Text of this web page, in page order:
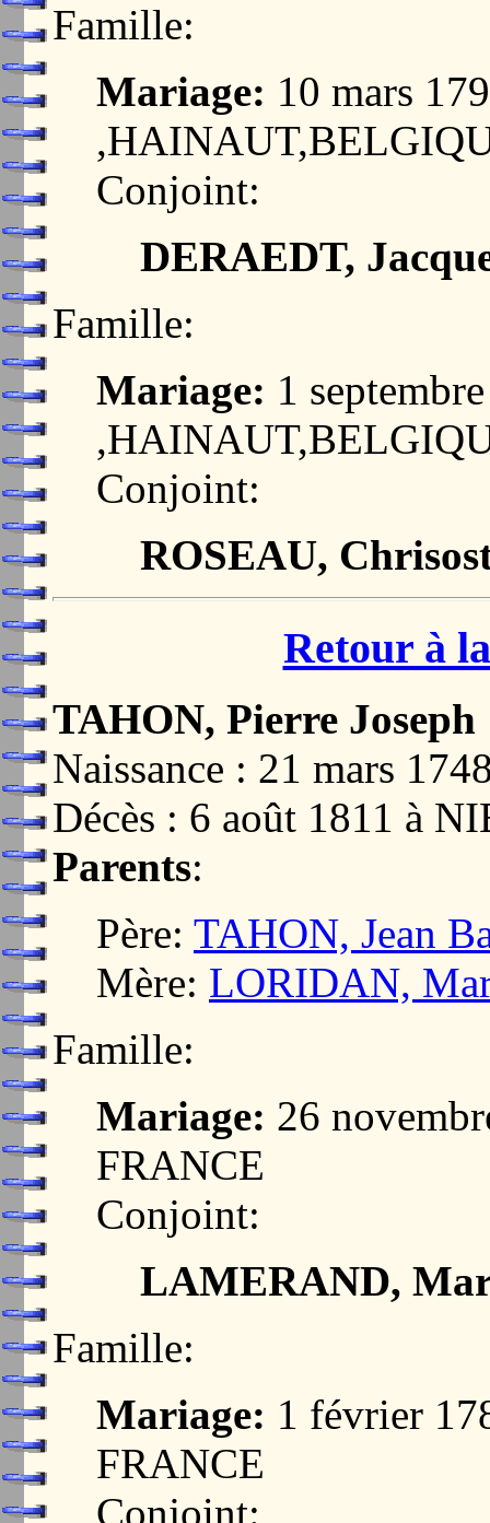
Famille:
Mariage: 10 mars
Conjoint:
DERAEDT,
Famille:
Mariage: 1
Conjoint:
ROSEAU,
Retour à
TAHON, Pierre Joseph
Naissance : 21 mars
Décès : 6 août 1811 à
Parents:
Père: TAHON, Jean
Mère: LORIDAN,
Famille:
Mariage: 26
FRANCE
Conjoint:
LAMERAND,
Famille:
Mariage: 1 février
FRANCE
Conjoint: